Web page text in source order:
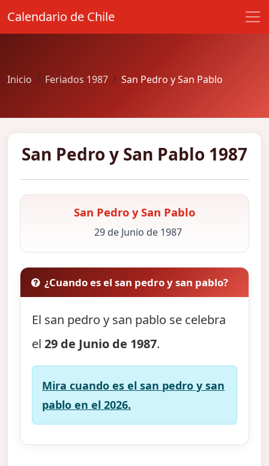
Calendario de Chile
Inicio Feriados 1987 San Pedro y San Pablo
San Pedro y San Pablo 1987
San Pedro y San Pablo
29 de Junio de 1987
¿Cuando es el san pedro y san pablo?
El san pedro y san pablo se celebra
el29 de Junio de 1987.
Mira cuando es el san pedro y san
pablo en el 2026.